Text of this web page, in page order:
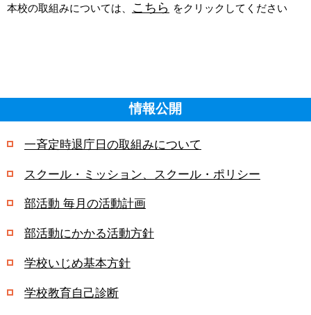
本校の取組みについては、
こちら をクリックしてください
情報公開
一斉定時退庁日の取組みについて
スクール・ミッション、スクール・ポリシー
部活動 毎月の活動計画
部活動にかかる活動方針
学校いじめ基本方針
学校教育自己診断